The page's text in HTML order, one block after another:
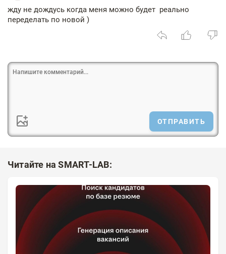
жду не дождусь когда меня можно будет реально
переделать по новой )
ОТПРАВИТЬ
Читайте на SMART-LAB: